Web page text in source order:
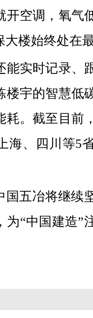
开空调，氧气
大楼始终处在
实时记录、
楼宇的智慧低
耗。截至目前
海、四川等5
五冶将继续
为“中国建造”